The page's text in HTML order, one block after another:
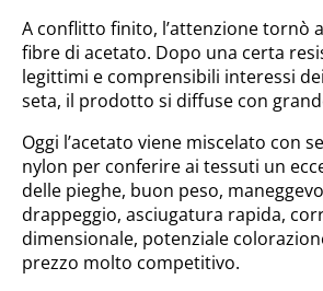
A conflitto finito, l’attenzione tornò
fibre di acetato. Dopo una certa
legittimi e comprensibili interessi
seta, il prodotto si diffuse con
Oggi l’acetato viene miscelato con
nylon per conferire ai tessuti un
delle pieghe, buon peso,
drappeggio, asciugatura rapida,
dimensionale, potenziale
prezzo molto competitivo.